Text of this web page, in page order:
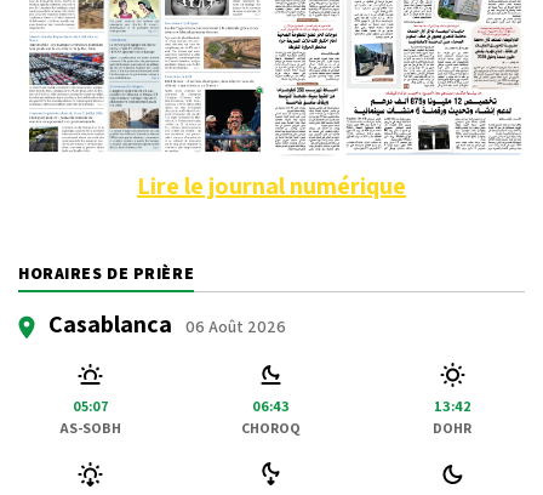
Lire le journal numérique
HORAIRES DE PRIÈRE
Casablanca 06 Août 2026
05:07
AS-SOBH
06:43
CHOROQ
13:42
DOHR